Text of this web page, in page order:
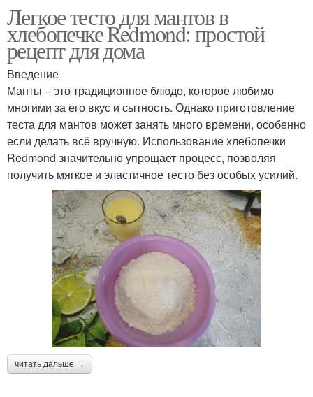
Легкое тесто для мантов в
хлебопечке Redmond: простой
рецепт для дома
Введение
Манты – это традиционное блюдо, которое любимо
многими за его вкус и сытность. Однако приготовление
теста для мантов может занять много времени, особенно
если делать всё вручную. Использование хлебопечки
Redmond значительно упрощает процесс, позволяя
получить мягкое и эластичное тесто без особых усилий.
читать дальше →